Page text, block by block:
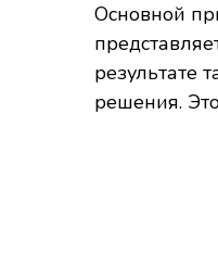
Основной
результате
решения.